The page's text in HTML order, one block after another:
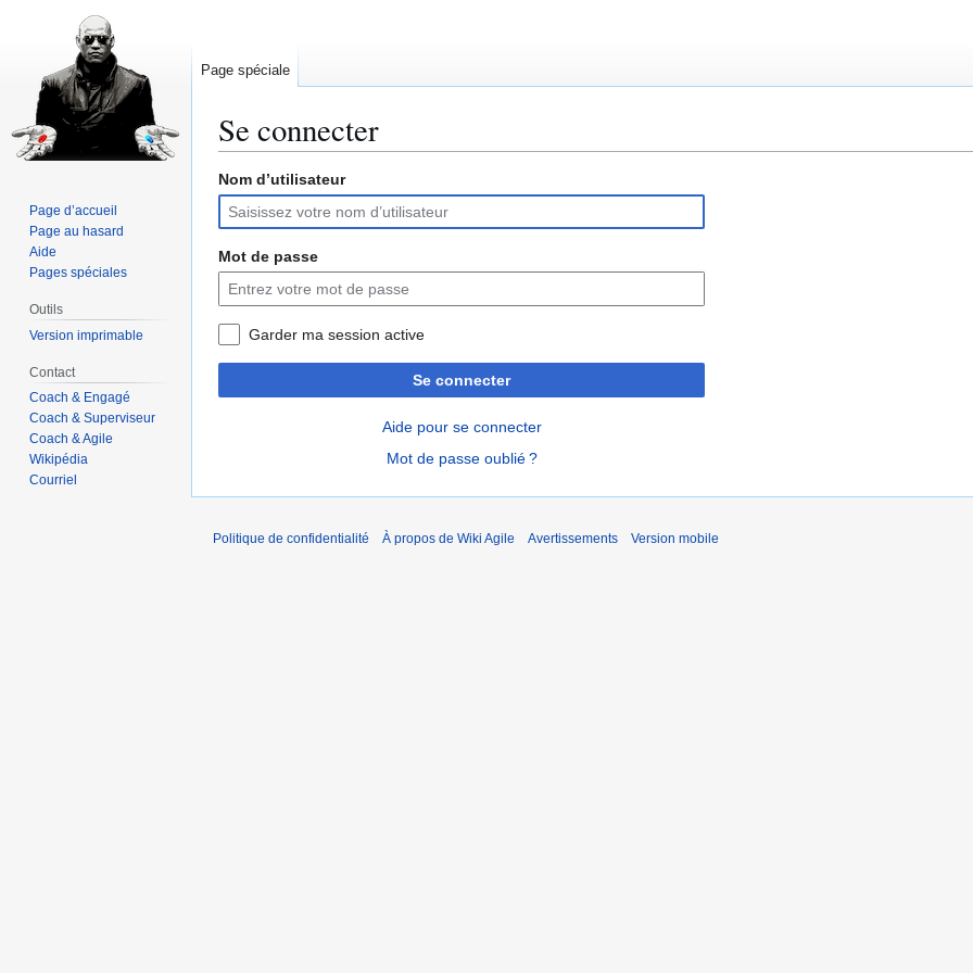
Se connecter
Aller
la
navigation
Aller
la
recherche
Nom d’utilisateur
Mot de passe
Garder ma session active
Se connecter
Aide pour se connecter
Mot de passe oublié ?
Page spéciale
Page d’accueil
Page au hasard
Aide
Pages spéciales
Outils
Version imprimable
Contact
Coach & Engagé
Coach & Superviseur
Coach & Agile
Wikipédia
Courriel
Politique de confidentialité À propos de Wiki Agile Avertissements Version mobile